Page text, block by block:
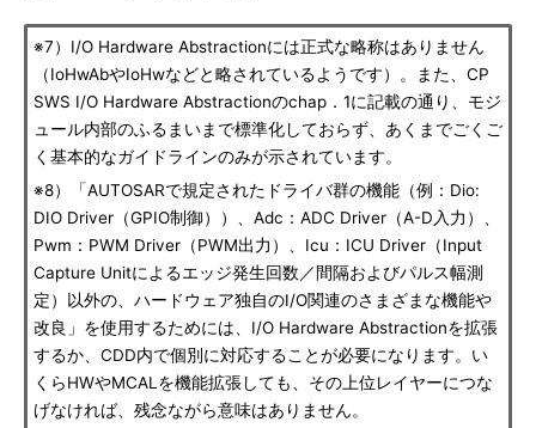
※7）I/O Hardware Abstractionには正式な略称はありません
（IoHwAbやIoHwなどと略されているようです）。また、CP
SWS I/O Hardware Abstractionのchap．1に記載の通り、モジ
ュール内部のふるまいまで標準化しておらず、あくまでごくご
く基本的なガイドラインのみが示されています。
※8）「AUTOSARで規定されたドライバ群の機能（例：Dio:
DIO Driver（GPIO制御））、Adc：ADC Driver（A-D入力）、
Pwm：PWM Driver（PWM出力）、Icu：ICU Driver（Input
Capture Unitによるエッジ発生回数／間隔およびパルス幅測
定）以外の、ハードウェア独自のI/O関連のさまざまな機能や
改良」を使用するためには、I/O Hardware Abstractionを拡張
するか、CDD内で個別に対応することが必要になります。い
くらHWやMCALを機能拡張しても、その上位レイヤーにつな
げなければ、残念ながら意味はありません。